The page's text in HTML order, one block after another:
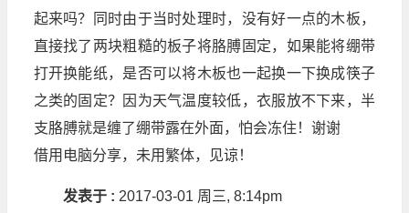
起来吗？同时由于当时处理时，没有好一点的木板，
直接找了两块粗糙的板子将胳膊固定，如果能将绷带
打开换能纸，是否可以将木板也一起换一下换成筷子
之类的固定？因为天气温度较低，衣服放不下来，半
支胳膊就是缠了绷带露在外面，怕会冻住！谢谢
借用电脑分享，未用繁体，见谅！
发表于 : 2017-03-01 周三, 8:14pm